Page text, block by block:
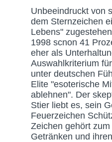
Unbeeindruckt von
dem Sternzeichen
Lebens"
1998 scnon 41
eher als
Auswahlkriterium
unter deutschen
Elite "esoterische
ablehnen". Der
Stier liebt es, sein
Feuerzeichen
Zeichen gehört
Getränken und